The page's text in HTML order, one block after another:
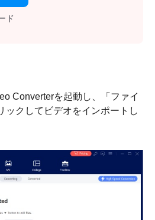
ド
Converterを起動し、「ファイ
ックしてビデオをインポートし